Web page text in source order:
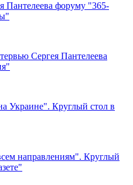
Пантелеева форуму "365-
Сергея Пантелеева
Украине". Круглый стол в
направлениям". Круглый